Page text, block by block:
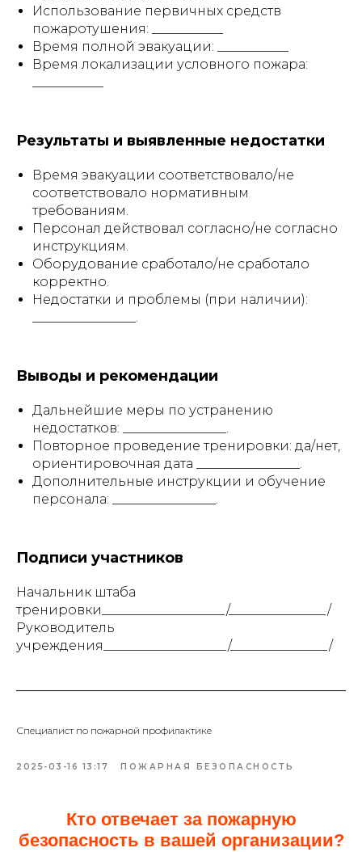
Использование первичных средств
пожаротушения: ___________
Время полной эвакуации: ___________
Время локализации условного пожара:
Результаты и выявленные недостатки
Время эвакуации соответствовало/не
соответствовало нормативным
требованиям.
Персонал действовал согласно/не согласно
инструкциям.
Оборудование сработало/не сработало
корректно.
Недостатки и проблемы (при наличии):
________________.
Выводы и рекомендации
Дальнейшие меры по устранению
недостатков: ________________.
Повторное проведение тренировки: да/нет,
ориентировочная дата ________________.
Дополнительные инструкции и обучение
персонала: ________________.
Подписи участников
Начальник штаба
тренировки___________________/_______________/
Руководитель
учреждения___________________/_______________/
Специалист по пожарной профилактике
2025-03-16 13:17 ПОЖАРНАЯ БЕЗОПАСНОСТЬ
Кто отвечает за пожарную
безопасность в вашей организации?